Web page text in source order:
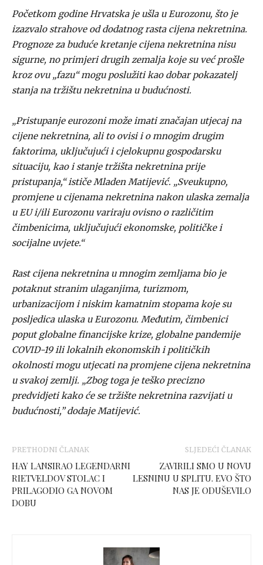
Početkom godine Hrvatska je ušla u Eurozonu, što je
izazvalo strahove od dodatnog rasta cijena nekretnina.
Prognoze za buduće kretanje cijena nekretnina nisu
sigurne, no primjeri drugih zemalja koje su već prošle
kroz ovu „fazu“ mogu poslužiti kao dobar pokazatelj
stanja na tržištu nekretnina u budućnosti.
„Pristupanje eurozoni može imati značajan utjecaj na
cijene nekretnina, ali to ovisi i o mnogim drugim
faktorima, uključujući i cjelokupnu gospodarsku
situaciju, kao i stanje tržišta nekretnina prije
pristupanja,“ ističe Mladen Matijević. „Sveukupno,
promjene u cijenama nekretnina nakon ulaska zemalja
u EU i/ili Eurozonu variraju ovisno o različitim
čimbenicima, uključujući ekonomske, političke i
socijalne uvjete.“
Rast cijena nekretnina u mnogim zemljama bio je
potaknut stranim ulaganjima, turizmom,
urbanizacijom i niskim kamatnim stopama koje su
posljedica ulaska u Eurozonu. Međutim, čimbenici
poput globalne financijske krize, globalne pandemije
COVID-19 ili lokalnih ekonomskih i političkih
okolnosti mogu utjecati na promjene cijena nekretnina
u svakoj zemlji. „Zbog toga je teško precizno
predvidjeti kako će se tržište nekretnina razvijati u
budućnosti,” dodaje Matijević.
PRETHODNI ČLANAK
HAY LANSIRAO LEGENDARNI
RIETVELDOV STOLAC I
PRILAGODIO GA NOVOM
DOBU
SLJEDEĆI ČLANAK
ZAVIRILI SMO U NOVU
LESNINU U SPLITU. EVO ŠTO
NAS JE ODUŠEVILO